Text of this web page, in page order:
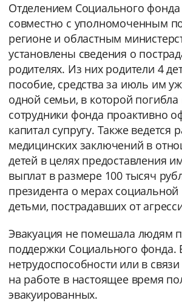
Отделением Социального фонда
совместно с уполномоченным
регионе и областным
установлены сведения о
родителях. Из них родители 4
пособие, средства за июль им
одной семьи, в которой
сотрудники фонда проактивно
капитал супругу. Также
медицинских заключений в
детей в целях предоставления
выплат в размере 100 тысяч
президента о мерах
детьми, пострадавших от
Эвакуация не помешала людям
поддержки Социального
нетрудоспособности или в
на работе в настоящее время
эвакуированных.